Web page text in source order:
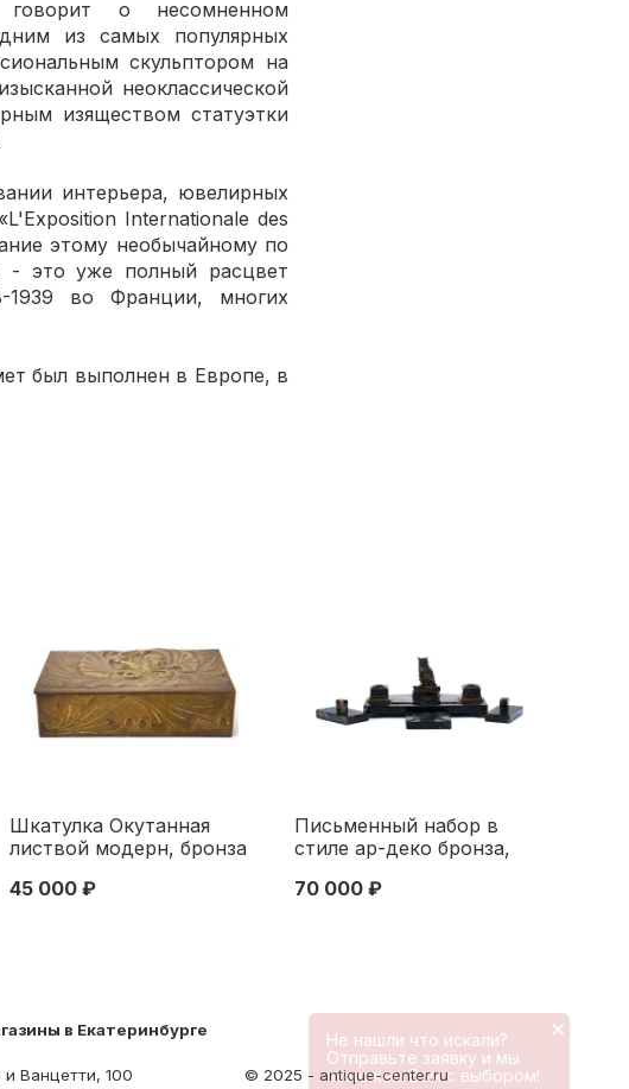
о несомненном
из самых популярных
скульптором на
неоклассической
изяществом статуэтки
интерьера, ювелирных
Internationale des
этому необычайному по
- это уже полный расцвет
1939 во Франции, многих
был выполнен в Европе, в
Шкатулка Окутанная
листвой модерн, бронза
см. Европа начало ХХ
45 000 ₽
Письменный набор в
стиле ар-деко бронза,
е гг. 25x30 см. Европа
70 000 ₽
в Екатеринбурге
и Ванцетти, 100 © 2025 - antique-center.ru
Не нашли что искали?
Отправьте заявку и мы
поможем Вам с выбором!
×